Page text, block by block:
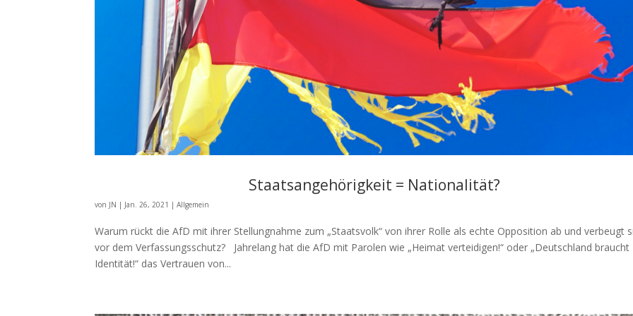
Staatsangehörigkeit = Nationalität?
von JN | Jan. 26, 2021 |Allgemein
Warum rückt die AfD mit ihrer Stellungnahme zum „Staatsvolk“ von ihrer Rolle als echte Opposition ab und verbeugt
vor dem Verfassungsschutz? Jahrelang hat die AfD mit Parolen wie „Heimat verteidigen!“ oder „Deutschland braucht
Identität!“ das Vertrauen von...